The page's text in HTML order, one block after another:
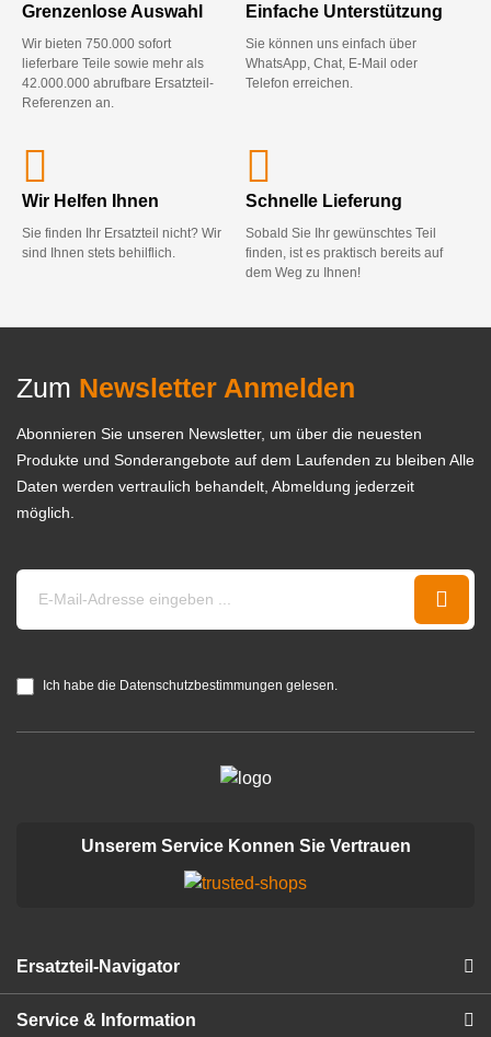
Grenzenlose Auswahl
Wir bieten 750.000 sofort
lieferbare Teile sowie mehr als
42.000.000 abrufbare Ersatzteil-
Referenzen an.
Einfache Unterstützung
Sie können uns einfach über
WhatsApp, Chat, E-Mail oder
Telefon erreichen.
Wir Helfen Ihnen
Sie finden Ihr Ersatzteil nicht? Wir
sind Ihnen stets behilflich.
Schnelle Lieferung
Sobald Sie Ihr gewünschtes Teil
finden, ist es praktisch bereits auf
dem Weg zu Ihnen!
Zum Newsletter Anmelden
Abonnieren Sie unseren Newsletter, um über die neuesten
Produkte und Sonderangebote auf dem Laufenden zu bleiben Alle
Daten werden vertraulich behandelt, Abmeldung jederzeit
möglich.
Ich habe die Datenschutzbestimmungen gelesen.
Unserem Service Konnen Sie Vertrauen
Ersatzteil-Navigator
Service & Information